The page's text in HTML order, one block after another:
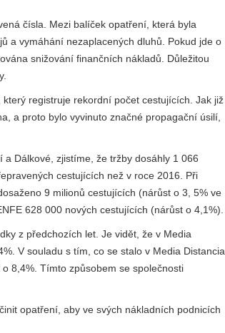
čísla. Mezi balíček opatření, která byla
a vymáhání nezaplacených dluhů. Pokud jde o
snižování finančních nákladů. Důležitou
registruje rekordní počet cestujících. Jak již
a proto bylo vyvinuto značné propagační úsilí,
Dálkové, zjistíme, že tržby dosáhly 1 066
cestujících než v roce 2016. Při
9 milionů cestujících (nárůst o 3, 5% ve
628 000 nových cestujících (nárůst o 4,1%).
z předchozích let. Je vidět, že v Media
V souladu s tím, co se stalo v Media Distancia,
8,4%. Tímto způsobem se společnosti
opatření, aby ve svých nákladních podnicích